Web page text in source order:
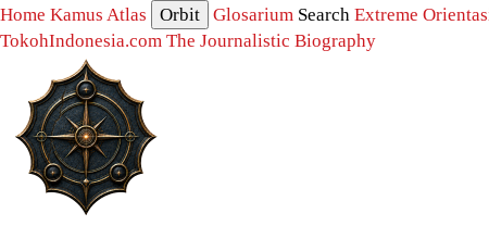
Home Kamus Atlas Orbit Glosarium Search Extreme
TokohIndonesia.com The Journalistic Biography